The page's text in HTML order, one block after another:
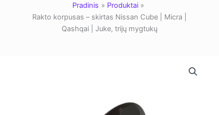
Pradinis
Produktai
Rakto korpusas – skirtas Nissan Cube | Micra |
Qashqai | Juke, trijų mygtukų